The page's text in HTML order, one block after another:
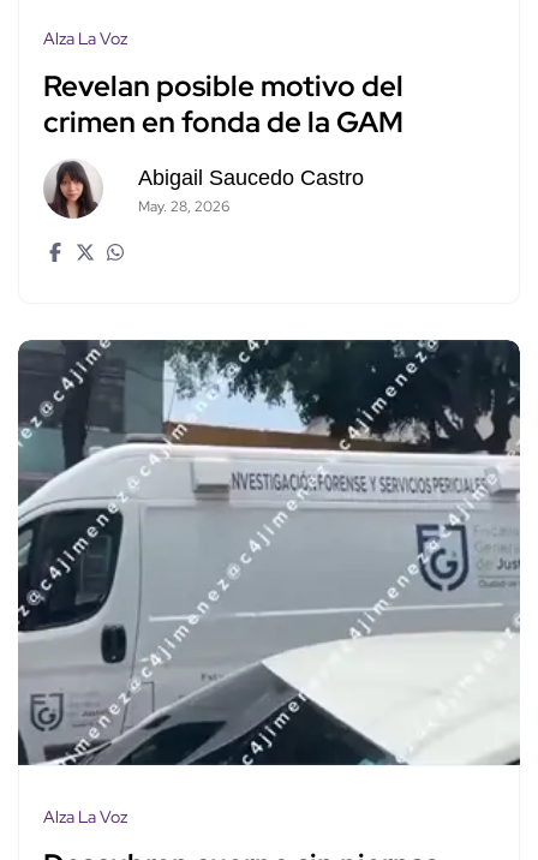
Alza La Voz
Revelan posible motivo del
crimen en fonda de la GAM
Abigail Saucedo Castro
May. 28, 2026
Alza La Voz